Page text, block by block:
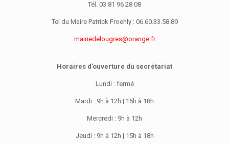
Tél. 03 81 96 28 08
Tel du Maire Patrick Froehly : 06.60.33.58.89
mairiedelougres@orange.fr
Horaires d'ouverture du secrétariat
Lundi : fermé
Mardi : 9h à 12h | 15h à 18h
Mercredi : 9h à 12h
Jeudi : 9h à 12h | 15h à 18h